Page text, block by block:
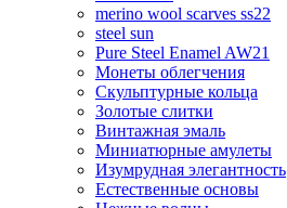
merino wool scarves ss22
steel sun
Pure Steel Enamel AW21
Монеты облегчения
Скульптурные кольца
Золотые слитки
Винтажная эмаль
Миниатюрные амулеты
Изумрудная элегантность
Естественные основы